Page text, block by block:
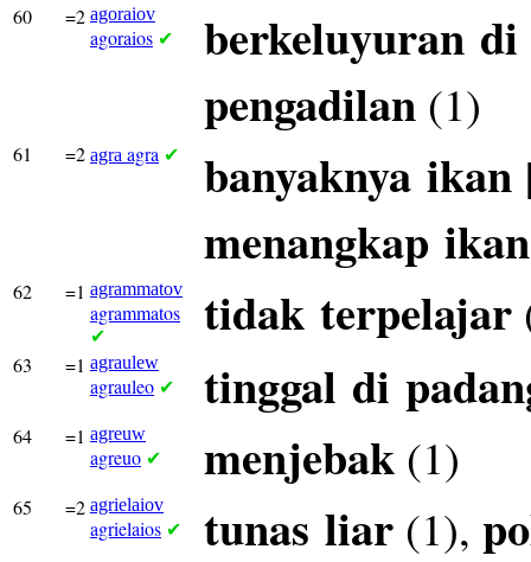
60 =2 agoraiov
agoraios ✔ berkeluyuran di
pengadilan (1)
61 =2 agra agra ✔ banyaknya ikan
menangkap ikan
62 =1 agrammatov
agrammatos
✔ tidak terpelajar
63 =1 agraulew
agrauleo ✔ tinggal di
64 =1 agreuw
agreuo ✔ menjebak (1)
65 =2 agrielaiov
agrielaios ✔ tunas liar (1),